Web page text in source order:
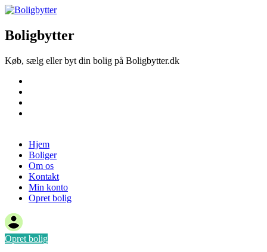
Boligbytter
Køb, sælg eller byt din bolig på Boligbytter.dk
Hjem
Boliger
Om os
Kontakt
Min konto
Opret bolig
Opret bolig